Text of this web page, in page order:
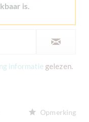
is.
informatie gelezen.
Opmerking